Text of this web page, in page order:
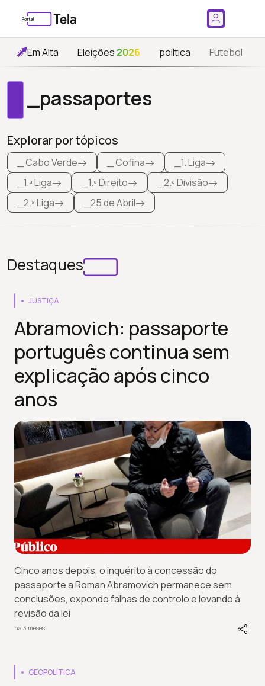
Em Alta Eleições 2026 política Futebol
_passaportes
Explorar por tópicos
_ Cabo Verde _ Cofina
_1. Liga
_1.ª Liga
_1.º Direito
_2.ª Divisão
_2.ª Liga
_25 de Abril
Destaques
JUSTIÇA
Abramovich: passaporte
português continua sem
explicação após cinco
anos
Cinco anos depois, o inquérito à concessão do
passaporte a Roman Abramovich permanece sem
conclusões, expondo falhas de controlo e levando à
revisão da lei
há 3 meses
GEOPOLÍTICA